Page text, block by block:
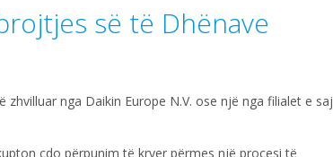
së të Dhënave
nga Daikin Europe N.V. ose një nga filialet e saj
çdo përpunim të kryer përmes një procesi të